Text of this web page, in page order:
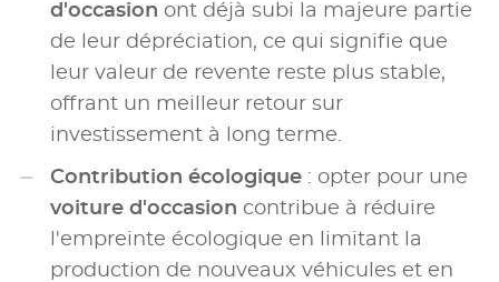
d'occasion ont déjà subi la majeure partie
de leur dépréciation, ce qui signifie que
leur valeur de revente reste plus stable,
offrant un meilleur retour sur
investissement à long terme.
Contribution écologique : opter pour une
voiture d'occasion contribue à réduire
l'empreinte écologique en limitant la
production de nouveaux véhicules et en